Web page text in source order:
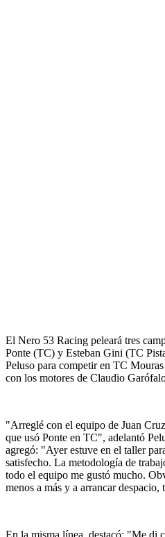
El Nero 53 Racing peleará tres
Ponte (TC) y Esteban Gini (TC
Peluso para competir en TC
con los motores de Claudio
"Arreglé con el equipo de Juan
que usó Ponte en TC", adelantó
agregó: "Ayer estuve en el taller
satisfecho. La metodología de
todo el equipo me gustó mucho.
menos a más y a arrancar despacio,
En la misma línea, destacó: "Me di